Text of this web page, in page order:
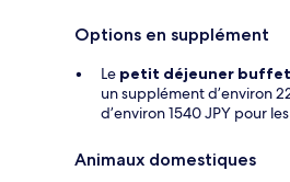
Options en supplément
Le petit déjeuner buffet
un supplément d’environ
d’environ 1540 JPY pour
Animaux domestiques